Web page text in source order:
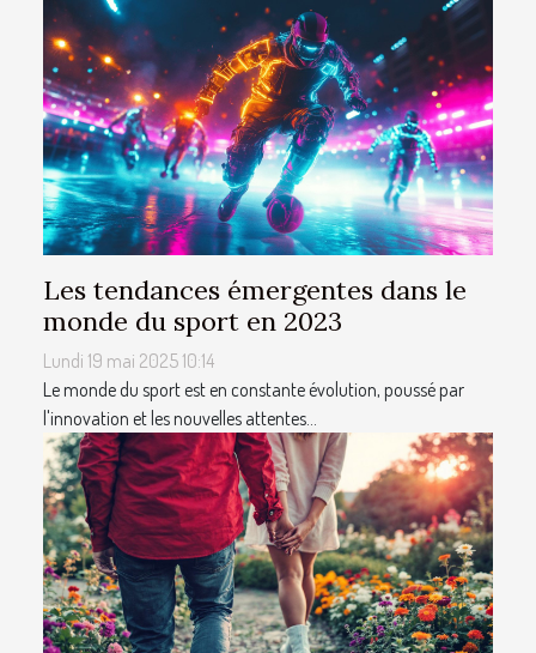
Les tendances émergentes dans le
monde du sport en 2023
Lundi 19 mai 2025 10:14
Le monde du sport est en constante évolution, poussé par
l'innovation et les nouvelles attentes...